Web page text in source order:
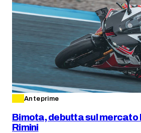
Anteprime
Bimota, debutta sul mercato
Rimini